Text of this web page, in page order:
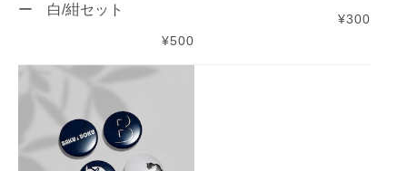
ー 白/紺セット
¥500
¥300